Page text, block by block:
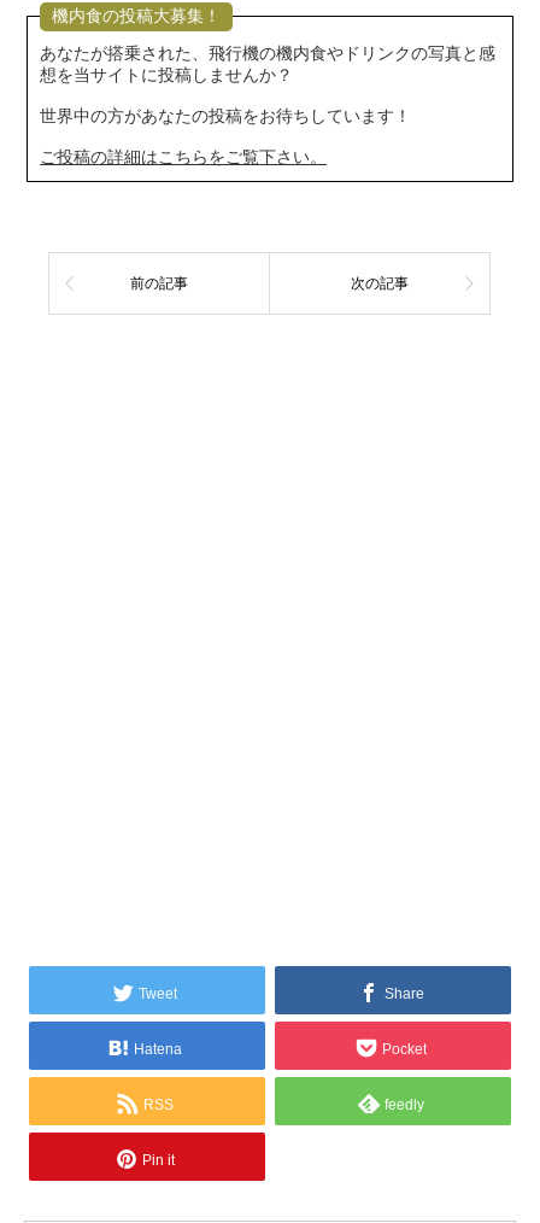
機内食の投稿大募集！
あなたが搭乗された、飛行機の機内食やドリンクの写真と感
想を当サイトに投稿しませんか？
世界中の方があなたの投稿をお待ちしています！
ご投稿の詳細はこちらをご覧下さい。
前の記事 次の記事
Tweet Share
Hatena Pocket
RSS feedly
Pin it